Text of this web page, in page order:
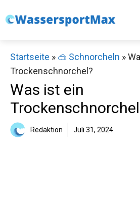
Inhalt
Startseite » 🥽 Schnorcheln »
Trockenschnorchel?
Was ist ein
Redaktion Juli 31, 2024